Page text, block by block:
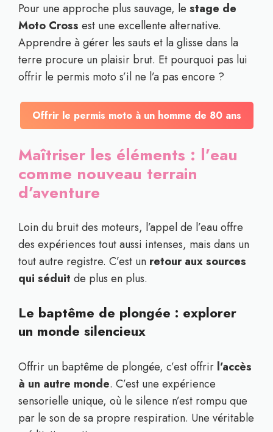
Pour une approche plus sauvage, le stage de
Moto Cross est une excellente alternative.
Apprendre à gérer les sauts et la glisse dans la
terre procure un plaisir brut. Et pourquoi pas lui
offrir le permis moto s’il ne l’a pas encore ?
Offrir le permis moto à un homme de 80 ans
Maîtriser les éléments : l’eau
comme nouveau terrain
d’aventure
Loin du bruit des moteurs, l’appel de l’eau offre
des expériences tout aussi intenses, mais dans un
tout autre registre. C’est un retour aux sources
qui séduit de plus en plus.
Le baptême de plongée : explorer
un monde silencieux
Offrir un baptême de plongée, c’est offrir l’accès
à un autre monde. C’est une expérience
sensorielle unique, où le silence n’est rompu que
par le son de sa propre respiration. Une véritable